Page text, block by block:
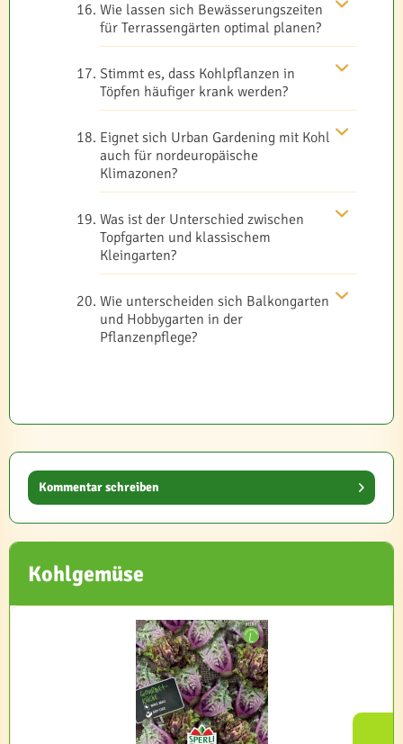
Wie lassen sich Bewässerungszeiten
für Terrassengärten optimal planen?
Stimmt es, dass Kohlpflanzen in
Töpfen häufiger krank werden?
Eignet sich Urban Gardening mit Kohl
auch für nordeuropäische
Klimazonen?
Was ist der Unterschied zwischen
Topfgarten und klassischem
Kleingarten?
Wie unterscheiden sich Balkongarten
und Hobbygarten in der
Pflanzenpflege?
Kommentar schreiben
Kohlgemüse